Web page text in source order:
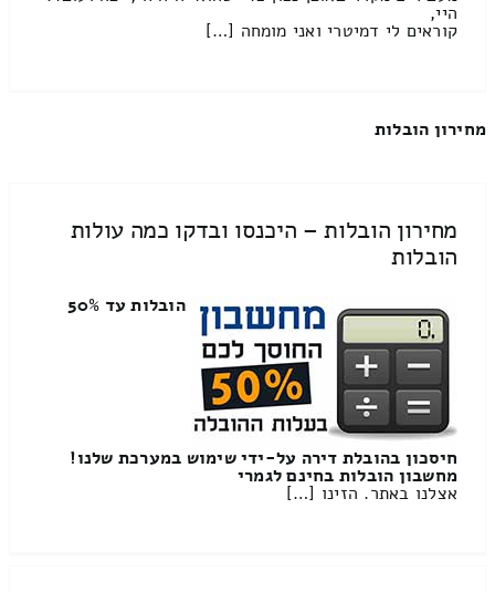
היי,
קוראים לי דמיטרי ואני מומחה […]
מחירון הובלות
מחירון הובלות – היכנסו ובדקו כמה עולות
הובלות
הובלות עד 50%
חיסכון בהובלת דירה על-ידי שימוש במערכת שלנו!
מחשבון הובלות בחינם לגמרי
אצלנו באתר. הזינו […]